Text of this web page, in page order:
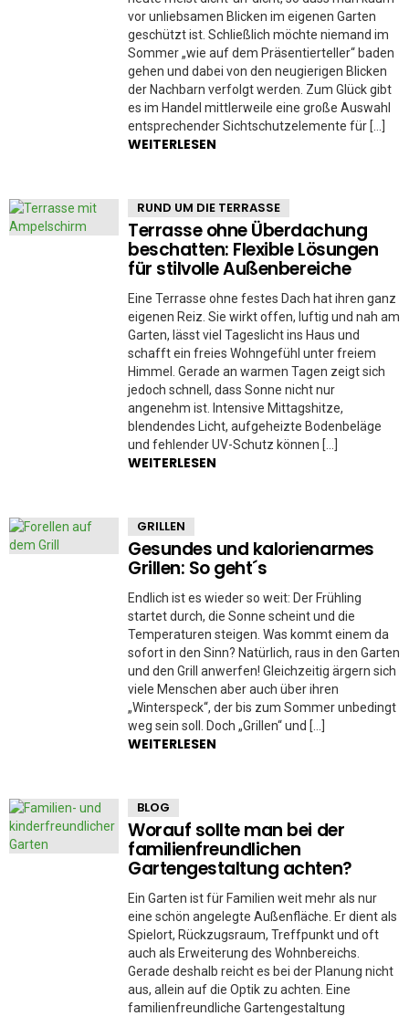
vor unliebsamen Blicken im eigenen Garten
geschützt ist. Schließlich möchte niemand im
Sommer „wie auf dem Präsentierteller“ baden
gehen und dabei von den neugierigen Blicken
der Nachbarn verfolgt werden. Zum Glück gibt
es im Handel mittlerweile eine große Auswahl
entsprechender Sichtschutzelemente für […]
WEITERLESEN
RUND UM DIE TERRASSE
Terrasse ohne Überdachung
beschatten: Flexible Lösungen
für stilvolle Außenbereiche
Eine Terrasse ohne festes Dach hat ihren ganz
eigenen Reiz. Sie wirkt offen, luftig und nah am
Garten, lässt viel Tageslicht ins Haus und
schafft ein freies Wohngefühl unter freiem
Himmel. Gerade an warmen Tagen zeigt sich
jedoch schnell, dass Sonne nicht nur
angenehm ist. Intensive Mittagshitze,
blendendes Licht, aufgeheizte Bodenbeläge
und fehlender UV-Schutz können […]
WEITERLESEN
GRILLEN
Gesundes und kalorienarmes
Grillen: So geht´s
Endlich ist es wieder so weit: Der Frühling
startet durch, die Sonne scheint und die
Temperaturen steigen. Was kommt einem da
sofort in den Sinn? Natürlich, raus in den Garten
und den Grill anwerfen! Gleichzeitig ärgern sich
viele Menschen aber auch über ihren
„Winterspeck“, der bis zum Sommer unbedingt
weg sein soll. Doch „Grillen“ und […]
WEITERLESEN
BLOG
Worauf sollte man bei der
familienfreundlichen
Gartengestaltung achten?
Ein Garten ist für Familien weit mehr als nur
eine schön angelegte Außenfläche. Er dient als
Spielort, Rückzugsraum, Treffpunkt und oft
auch als Erweiterung des Wohnbereichs.
Gerade deshalb reicht es bei der Planung nicht
aus, allein auf die Optik zu achten. Eine
familienfreundliche Gartengestaltung